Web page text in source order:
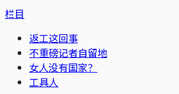
栏目
返工这回事
不重磅记者自留地
女人没有国家？
工具人